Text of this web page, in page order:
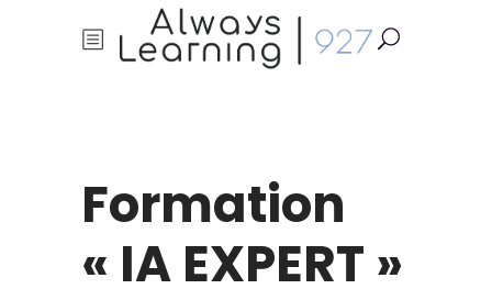
Formation
« IA EXPERT »